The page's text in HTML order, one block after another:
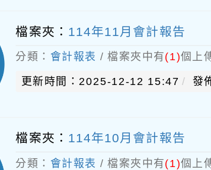
檔案夾： 114年11月會計報告
分類： 會計報表 / 檔案夾中有(1)個上
更新時間：2025-12-12 15:47 發
檔案夾： 114年10月會計報告
分類： 會計報表 / 檔案夾中有(1)個上